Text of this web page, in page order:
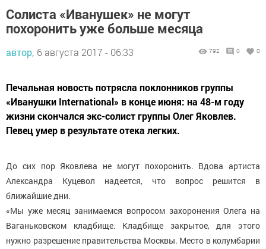
Солиста «Иванушек» не могут
похоронить уже больше месяца
автор, 6 августа 2017 - 06:33 792 0 0
Печальная новость потрясла поклонников группы
«Иванушки International» в конце июня: на 48-м году
жизни скончался экс-солист группы Олег Яковлев.
Певец умер в результате отека легких.
До сих пор Яковлева не могут похоронить. Вдова артиста
Александра Куцевол надеется, что вопрос решится в
ближайшие дни.
«Мы уже месяц занимаемся вопросом захоронения Олега на
Ваганьковском кладбище. Кладбище закрытое, для этого
нужно разрешение правительства Москвы. Место в колумбарии